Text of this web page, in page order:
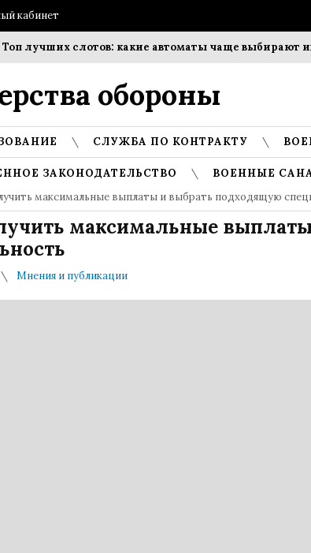
кабинет
слотов: какие автоматы чаще выбирают игроки?
обороны
СЛУЖБА ПО КОНТРАКТУ
ЗАКОНОДАТЕЛЬСТВО ВОЕННЫЕ
максимальные выплаты и выбрать подходящую
максимальные
Мнения и публикации